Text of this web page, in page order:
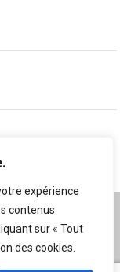
expérience
contenus
sur « Tout
des cookies.
générales
|Archives|